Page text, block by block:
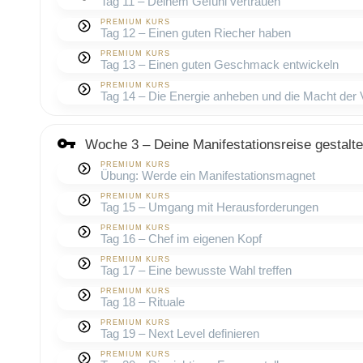
PREMIUM KURS
Tag 12 – Einen guten Riecher haben
PREMIUM KURS
Tag 13 – Einen guten Geschmack entwickeln
PREMIUM KURS
Tag 14 – Die Energie anheben und die Macht der
Woche 3 – Deine Manifestationsreise
PREMIUM KURS
Übung: Werde ein Manifestationsmagnet
PREMIUM KURS
Tag 15 – Umgang mit Herausforderungen
PREMIUM KURS
Tag 16 – Chef im eigenen Kopf
PREMIUM KURS
Tag 17 – Eine bewusste Wahl treffen
PREMIUM KURS
Tag 18 – Rituale
PREMIUM KURS
Tag 19 – Next Level definieren
PREMIUM KURS